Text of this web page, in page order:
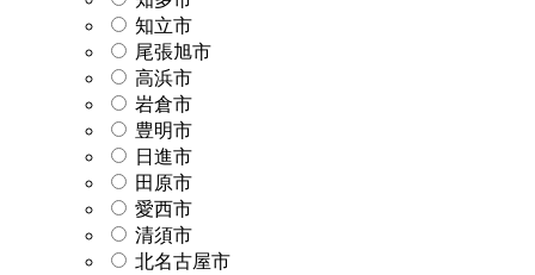
知立市
尾張旭市
高浜市
岩倉市
豊明市
日進市
田原市
愛西市
清須市
北名古屋市